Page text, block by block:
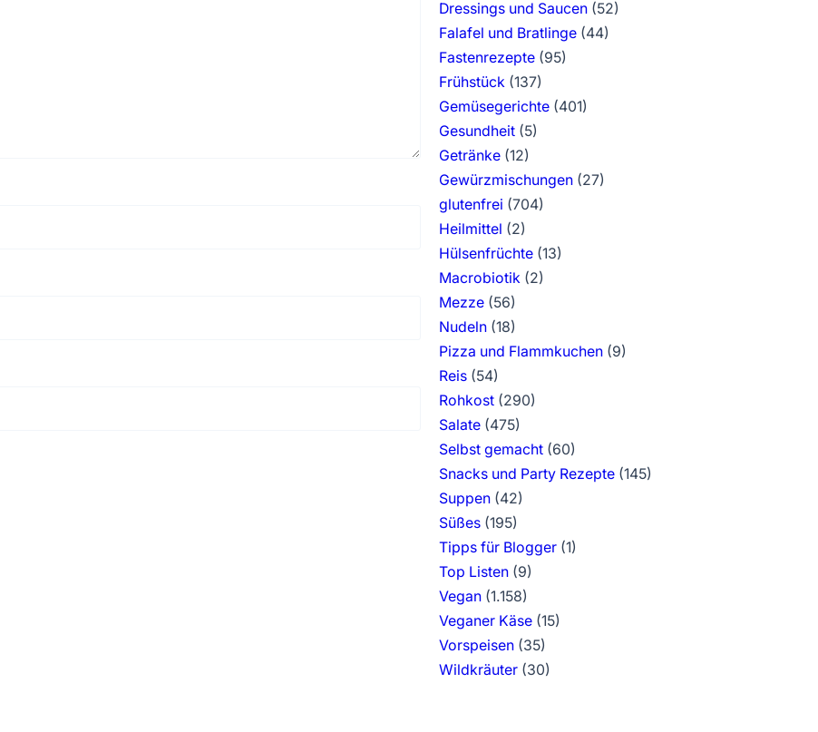
Dressings und Saucen(52)
Falafel und Bratlinge(44)
Fastenrezepte(95)
Frühstück (137)
Gemüsegerichte(401)
Gesundheit(5)
Getränke(12)
Gewürzmischungen(27)
glutenfrei (704)
Heilmittel (2)
Hülsenfrüchte(13)
Macrobiotik (2)
Mezze(56)
Nudeln(18)
Pizza und Flammkuchen(9)
Reis(54)
Rohkost(290)
Salate(475)
Selbst gemacht(60)
Snacks und Party Rezepte(145)
Suppen(42)
Süßes(195)
Tipps für Blogger(1)
Top Listen(9)
Vegan(1.158)
Veganer Käse(15)
Vorspeisen(35)
Wildkräuter(30)